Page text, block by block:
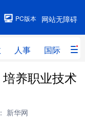
网站无障碍
PC版本
人事 国际 财
人事
线
养职业技术
新华网